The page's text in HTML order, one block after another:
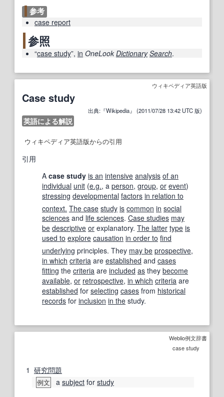
参考
case report
参照
“case study”, in OneLook Dictionary Search.
ウィキペディア英語版
Case study
出典:『Wikipedia』 (2011/07/28 13:42 UTC 版)
英語による解説
ウィキペディア英語版からの引用
引用
A case study is an intensive analysis of an
individual unit (e.g., a person, group, or event)
stressing developmental factors in relation to
context. The case study is common in social
sciences and life sciences. Case studies may
be descriptive or explanatory. The latter type is
used to explore causation in order to find
underlying principles. They may be prospective,
in which criteria are established and cases
fitting the criteria are included as they become
available, or retrospective, in which criteria are
established for selecting cases from historical
records for inclusion in the study.
Weblio例文辞書
case study
1 研究問題
例文 a subject for study